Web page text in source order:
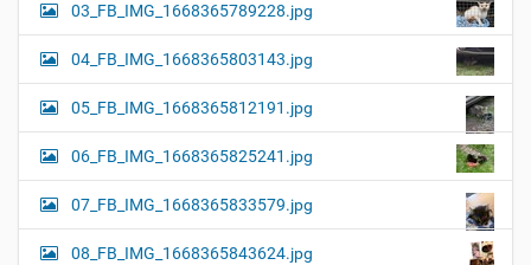
03_FB_IMG_1668365789228.jpg
04_FB_IMG_1668365803143.jpg
05_FB_IMG_1668365812191.jpg
06_FB_IMG_1668365825241.jpg
07_FB_IMG_1668365833579.jpg
08_FB_IMG_1668365843624.jpg